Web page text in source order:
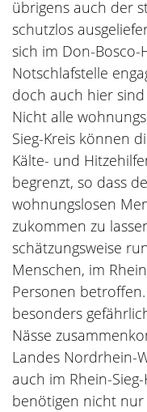
übrigens auch der
schutzlos
sich im Don-Bosco-
Notschlafstelle
doch auch hier
Nicht alle
Sieg-Kreis können
Kälte- und
begrenzt, so dass
wohnungslosen
zukommen zu
schätzungsweise
Menschen, im
Personen
besonders
Nässe
Landes Nordrhein-
auch im Rhein-
benötigen nicht nur